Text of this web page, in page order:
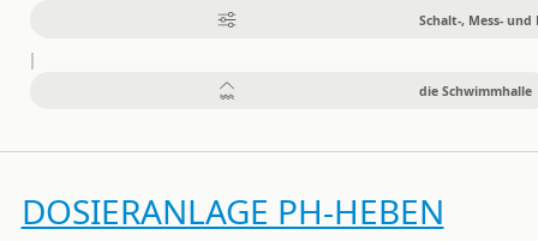
Schalt-, Mess-
die Schwimmhalle
DOSIERANLAGE PH-HEBEN